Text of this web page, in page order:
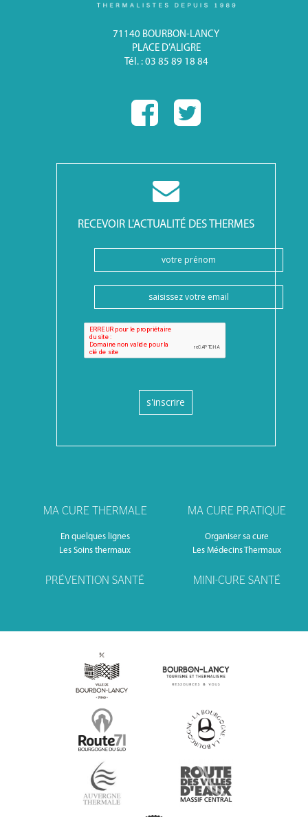
71140 BOURBON-LANCY
PLACE D’ALIGRE
Tél. : 03 85 89 18 84
RECEVOIR L'ACTUALITÉ DES THERMES
s'inscrire
MA CURE THERMALE
En quelques lignes
Les Soins thermaux
MA CURE PRATIQUE
Organiser sa cure
Les Médecins Thermaux
PRÉVENTION SANTÉ MINI-CURE SANTÉ